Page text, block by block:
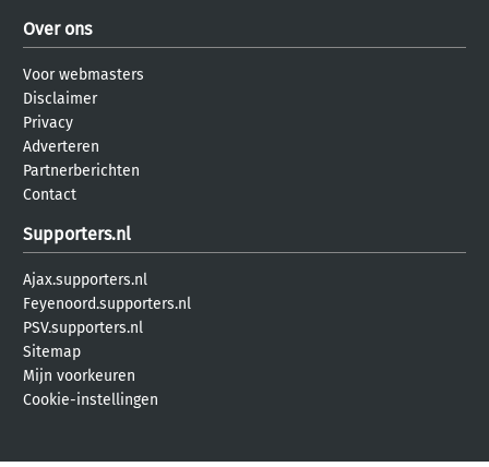
Over ons
Voor webmasters
Disclaimer
Privacy
Adverteren
Partnerberichten
Contact
Supporters.nl
Ajax.supporters.nl
Feyenoord.supporters.nl
PSV.supporters.nl
Sitemap
Mijn voorkeuren
Cookie-instellingen